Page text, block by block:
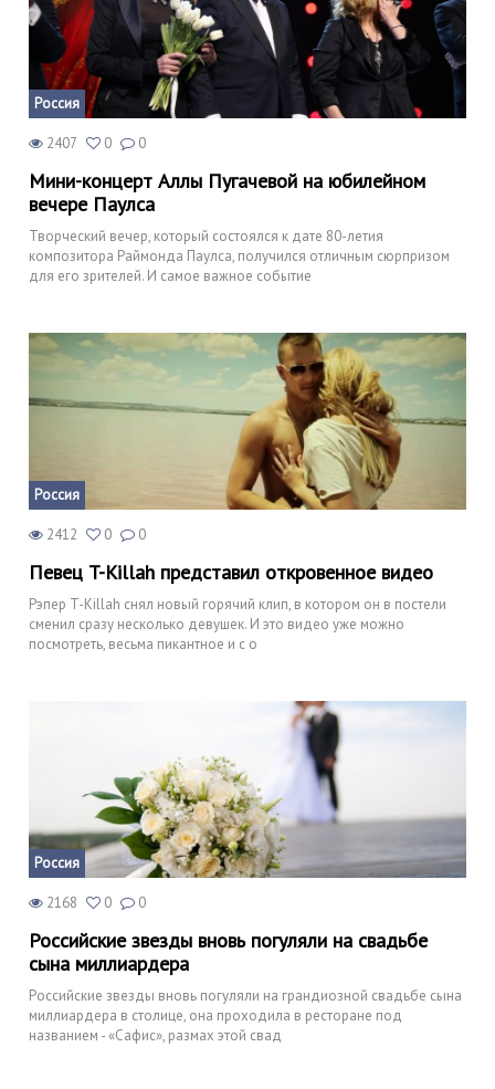
Россия
2407 0 0
Мини-концерт Аллы Пугачевой на юбилейном
вечере Паулса
Творческий вечер, который состоялся к дате 80-летия
композитора Раймонда Паулса, получился отличным сюрпризом
для его зрителей. И самое важное событие
Россия
2412 0 0
Певец T-Killah представил откровенное видео
Рэпер T-Killah снял новый горячий клип, в котором он в постели
сменил сразу несколько девушек. И это видео уже можно
посмотреть, весьма пикантное и с о
Россия
2168 0 0
Российские звезды вновь погуляли на свадьбе
сына миллиардера
Российские звезды вновь погуляли на грандиозной свадьбе сына
миллиардера в столице, она проходила в ресторане под
названием - «Сафис», размах этой свад